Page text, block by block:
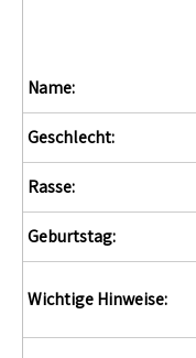
Name:
Geschlecht:
Rasse:
Geburtstag:
Wichtige Hinweise: